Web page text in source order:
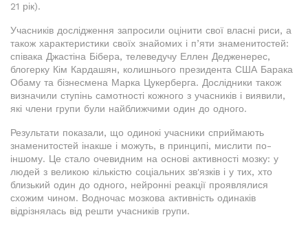
21 рік).
Учасників дослідження запросили оцінити свої власні риси, а
також характеристики своїх знайомих і п’яти знаменитостей:
співака Джастіна Біберa, телеведучу Еллен Дедженерес,
блогерку Кім Кардашян, колишнього президента США Барака
Обаму та бізнесмена Марка Цукерберга. Дослідники також
визначили ступінь самотності кожного з учасників і виявили,
які члени групи були найближчими один до одного.
Результати показали, що одинокі учасники сприймають
знаменитостей інакше і можуть, в принципі, мислити по-
іншому. Це стало очевидним на основі активності мозку: у
людей з великою кількістю соціальних зв'язків і у тих, хто
близький один до одного, нейронні реакції проявлялися
схожим чином. Водночас мозкова активність одинаків
відрізнялась від решти учасників групи.